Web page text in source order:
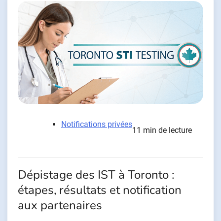
Notifications privées
11 min de lecture
Dépistage des IST à Toronto :
étapes, résultats et notification
aux partenaires